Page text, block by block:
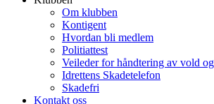
Om klubben
Kontigent
Hvordan bli medlem
Politiattest
Veileder for håndtering av vold
Idrettens Skadetelefon
Skadefri
Kontakt oss